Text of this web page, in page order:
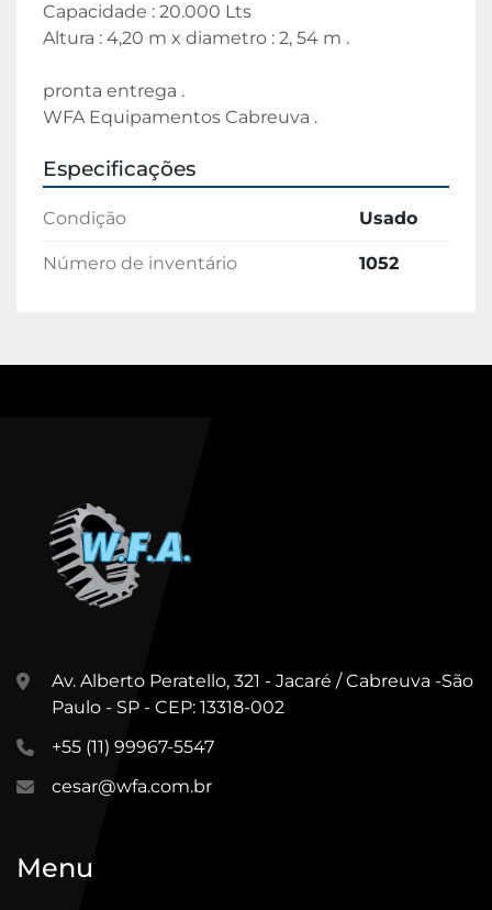
Capacidade : 20.000 Lts
Altura : 4,20 m x diametro : 2, 54 m .
pronta entrega .
WFA Equipamentos Cabreuva .
Especificações
Condição Usado
Número de inventário 1052
Av. Alberto Peratello, 321 - Jacaré / Cabreuva -São
Paulo - SP - CEP: 13318-002
+55 (11) 99967-5547
cesar@wfa.com.br
Menu